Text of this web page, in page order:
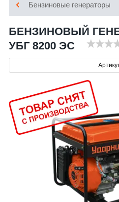
Бензиновые генераторы
БЕНЗИНОВЫЙ
УБГ 8200 ЭС